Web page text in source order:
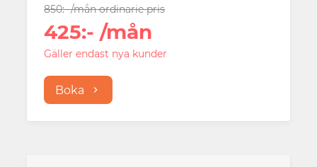
850:-/månordinarie pris
425:- /mån
Gäller endast nya kunder
Boka